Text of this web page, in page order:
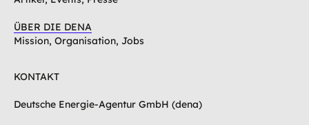
ÜBER DIE DENA
Mission, Organisation, Jobs
KONTAKT
Deutsche Energie-Agentur GmbH (dena)